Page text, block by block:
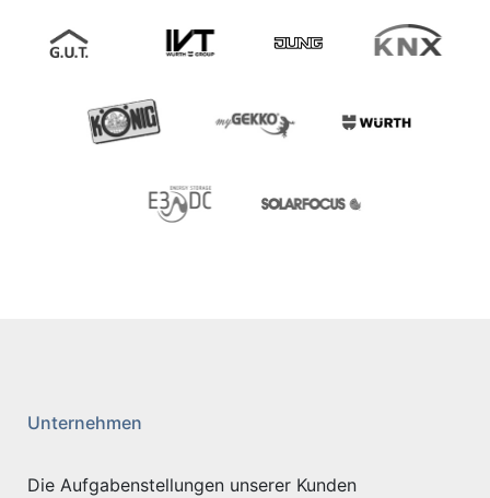
Unternehmen
Die Aufgabenstellungen unserer Kunden